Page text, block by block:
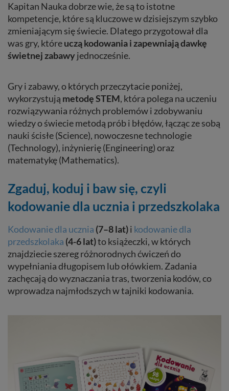
Kapitan Nauka dobrze wie, że są to istotne
kompetencje, które są kluczowe w dzisiejszym szybko
zmieniającym się świecie. Dlatego przygotował dla
was gry, któreuczą kodowania i zapewniają dawkę
świetnej zabawyjednocześnie.
Gry i zabawy, o których przeczytacie poniżej,
wykorzystują metodę STEM, która polega na uczeniu
rozwiązywania różnych problemów i zdobywaniu
wiedzy o świecie metodą prób i błędów, łącząc ze sobą
nauki ścisłe (Science), nowoczesne technologie
(Technology), inżynierię (Engineering) oraz
matematykę (Mathematics).
Zgaduj, koduj i baw się, czyli
kodowanie dla ucznia i przedszkolaka
Kodowanie dla ucznia (7–8 lat)i kodowanie dla
przedszkolaka (4-6 lat)to książeczki, w których
znajdziecie szereg różnorodnych ćwiczeń do
wypełniania długopisem lub ołówkiem. Zadania
zachęcają do wyznaczania tras, tworzenia kodów, co
wprowadza najmłodszych w tajniki kodowania.